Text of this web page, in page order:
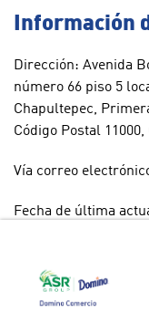
Información
Dirección: Avenida
número 66 piso 5
Chapultepec,
Código Postal
Vía correo
Fecha de última